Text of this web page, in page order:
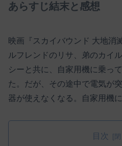
あらすじ結末と感想
映画『スカイバウンド 大地消
ルフレンドのリサ、弟のカイ
シーと共に、自家用機に乗っ
た。だが、その途中で電気が
器が使えなくなる。自家用機
目次